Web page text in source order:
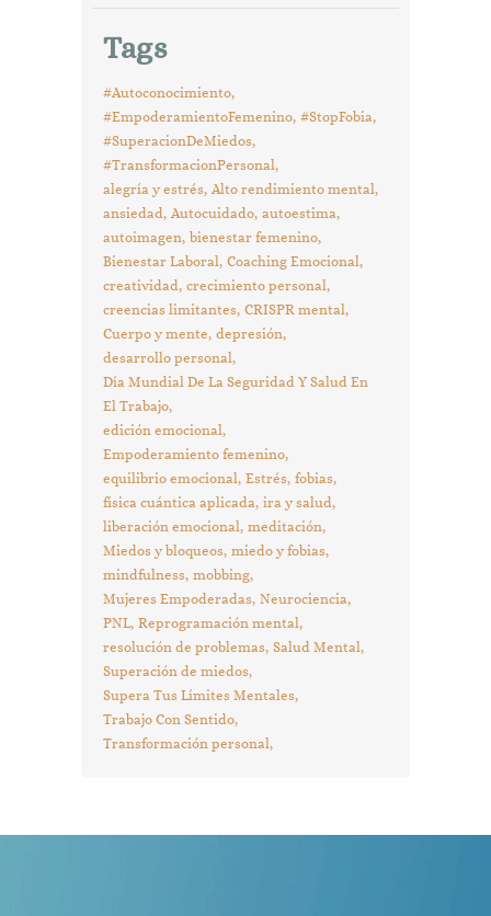
Tags
#Autoconocimiento
#EmpoderamientoFemenino #StopFobia
#SuperacionDeMiedos
#TransformacionPersonal
alegría y estrés Alto rendimiento mental
ansiedad Autocuidado autoestima
autoimagen bienestar femenino
Bienestar Laboral Coaching Emocional
creatividad crecimiento personal
creencias limitantes CRISPR mental
Cuerpo y mente depresión
desarrollo personal
Día Mundial De La Seguridad Y Salud En
El Trabajo
edición emocional
Empoderamiento femenino
equilibrio emocional Estrés fobias
física cuántica aplicada ira y salud
liberación emocional meditación
Miedos y bloqueos miedo y fobias
mindfulness mobbing
Mujeres Empoderadas Neurociencia
PNL Reprogramación mental
resolución de problemas Salud Mental
Superación de miedos
Supera Tus Límites Mentales
Trabajo Con Sentido
Transformación personal